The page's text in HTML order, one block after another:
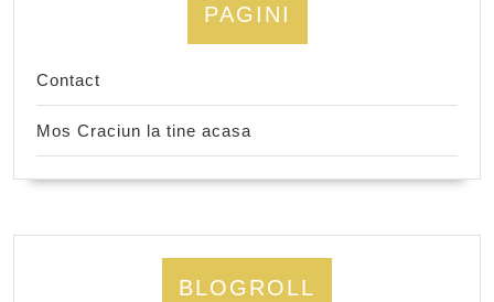
PAGINI
Contact
Mos Craciun la tine acasa
BLOGROLL